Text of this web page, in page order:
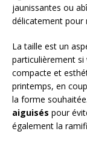
jaunissantes ou
délicatement pour
La taille est un
particulièrement
compacte et
printemps, en
la forme
aiguisés pour
également la